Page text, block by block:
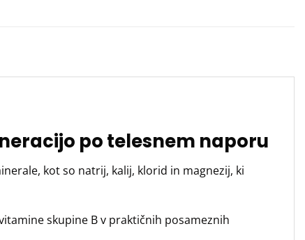
po telesnem naporu
kot so natrij, kalij, klorid in magnezij, ki
skupine B v praktičnih posameznih